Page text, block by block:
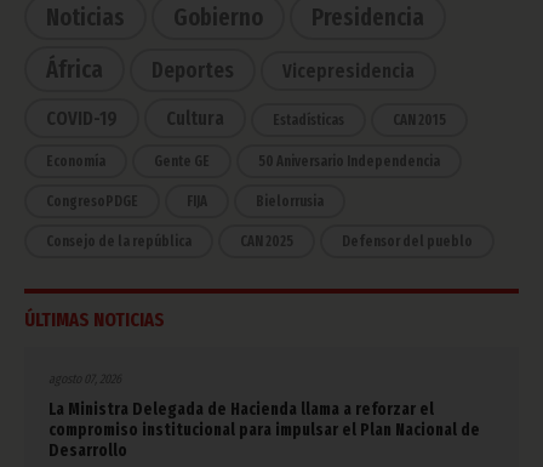
Noticias Gobierno
Presidencia
África
Deportes Vicepresidencia
COVID-19 Cultura Estadísticas CAN 2015
Economía Gente GE 50 Aniversario Independencia
CongresoPDGE FIJA Bielorrusia
Consejo de la república CAN 2025 Defensor del pueblo
ÚLTIMAS NOTICIAS
agosto 07, 2026
La Ministra Delegada de Hacienda llama a reforzar el
compromiso institucional para impulsar el Plan Nacional de
Desarrollo